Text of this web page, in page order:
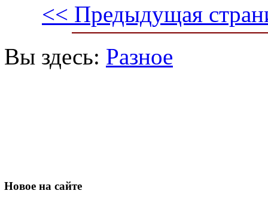
<< Предыдущая
Вы здесь: Разное
Новое на сайте